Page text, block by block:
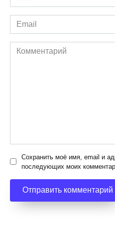
*
Email
*
Комментарий
Сохранить моё имя, email и
последующих моих